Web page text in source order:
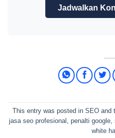
Jadwalkan
This entry was posted in SEOand
jasa seo profesional
penalti google,
white